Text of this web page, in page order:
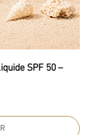
SPF 50 –